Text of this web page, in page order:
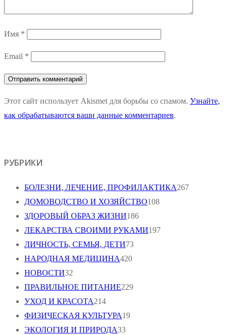
Имя *
Email *
Этот сайт использует Akismet для борьбы со спамом. Узнайте,
как обрабатываются ваши данные комментариев.
РУБРИКИ
БОЛЕЗНИ, ЛЕЧЕНИЕ, ПРОФИЛАКТИКА267
ДОМОВОДСТВО И ХОЗЯЙСТВО108
ЗДОРОВЫЙ ОБРАЗ ЖИЗНИ186
ЛЕКАРСТВА СВОИМИ РУКАМИ197
ЛИЧНОСТЬ, СЕМЬЯ, ДЕТИ73
НАРОДНАЯ МЕДИЦИНА420
НОВОСТИ32
ПРАВИЛЬНОЕ ПИТАНИЕ229
УХОД И КРАСОТА214
ФИЗИЧЕСКАЯ КУЛЬТУРА19
ЭКОЛОГИЯ И ПРИРОДА33